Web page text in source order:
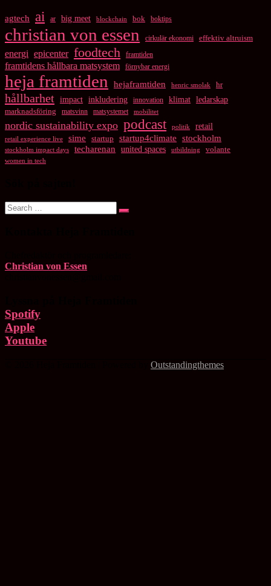
agtech ai ar big meet blockchain bok boktips
christian von essen cirkulär ekonomi effektiv altruism
energi epicenter foodtech framtiden
framtidens hållbara matsystem förnybar energi
heja framtiden hejaframtiden henric smolak hr
hållbarhet impact inkludering innovation klimat ledarskap
marknadsföring matsvinn matsystemet mobilitet
nordic sustainability expo podcast politik retail
retail experience live sime startup startup4climate stockholm
stockholm impact days techarenan united spaces utbildning volante
women in tech
Search
for:
Search
Christian von Essen
Spotify
Apple
Youtube
Outstandingthemes